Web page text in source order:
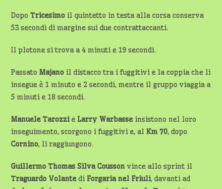
DopoTricesimo il quintetto in testa alla corsa conserva
53 secondi di margine sui due contrattaccanti.
Il plotone si trova a 4 minuti e 19 secondi.
PassatoMajano il distacco tra i fuggitivi e la coppia che li
insegue è 1 minuto e 2 secondi, mentre il gruppo viaggia a
5 minuti e 18 secondi.
Manuele TarozzieLarry Warbasse insistono nel loro
inseguimento, scorgono i fuggitivi e, al Km 70, dopo
Cornino, li raggiungono.
Guillermo Thomas Silva Cousson vince allo sprint il
Traguardo Volante di Forgaria nel Friuli, davanti ad